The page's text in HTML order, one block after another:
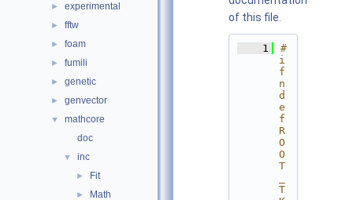
► experimental
► fftw
► foam
► fumili
► genetic
► genvector
▼
mathcore
doc
▼ inc
► Fit
► Math
of this file.
    1
#
i
f
n
d
e
f
R
O
O
T
T